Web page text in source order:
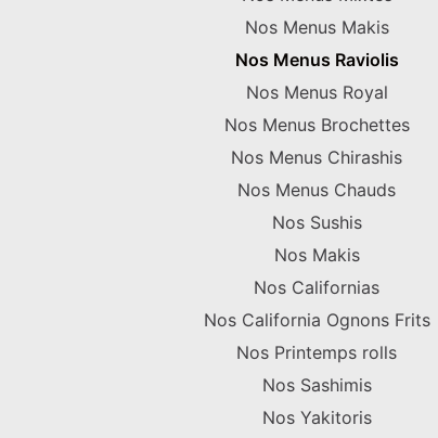
Nos Menus Makis
Nos Menus Raviolis
Nos Menus Royal
Nos Menus Brochettes
Nos Menus Chirashis
Nos Menus Chauds
Nos Sushis
Nos Makis
Nos Californias
Nos California Ognons Frits
Nos Printemps rolls
Nos Sashimis
Nos Yakitoris